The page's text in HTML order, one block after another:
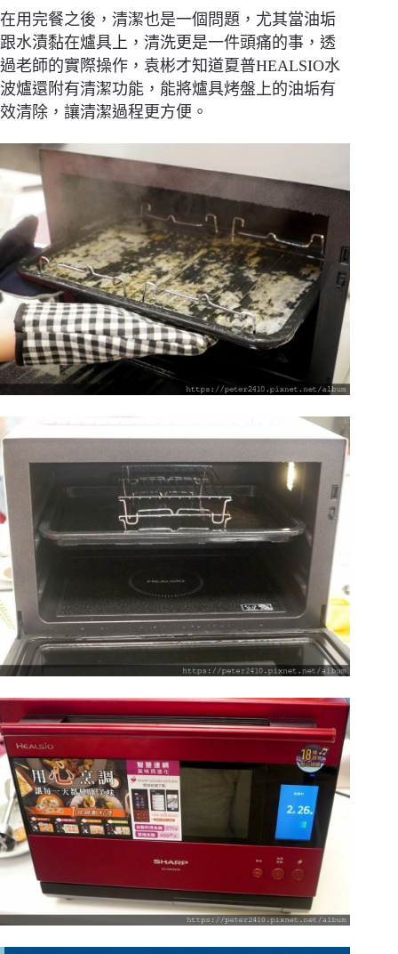
在用完餐之後，清潔也是一個問題，尤其當油垢
跟水漬黏在爐具上，清洗更是一件頭痛的事，透
過老師的實際操作，袁彬才知道夏普HEALSIO水
波爐還附有清潔功能，能將爐具烤盤上的油垢有
效清除，讓清潔過程更方便。